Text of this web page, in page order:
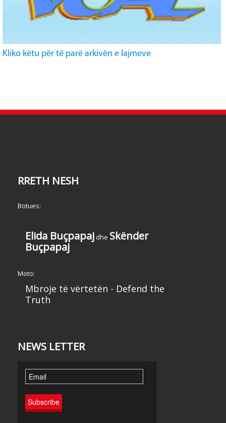
Kliko këtu për të parë arkivën e lajmeve
RRETH NESH
Botues:
Elida Buçpapaj dhe Skënder
Buçpapaj
Moto:
Mbroje të vërtetën - Defend the
Truth
NEWS LETTER